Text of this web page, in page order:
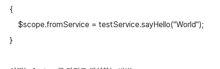
{
$scope.fromService = testService.sayHello("World");
}